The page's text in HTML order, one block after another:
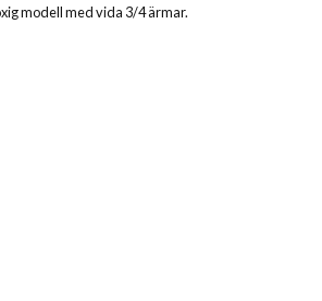
modell med vida 3/4 ärmar.